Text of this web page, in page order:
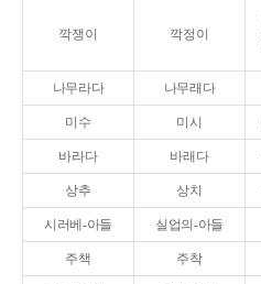
깍쟁이 깍정이
나무라다 나무래다
미수 미시
바라다 바래다
상추 상치
시러베-아들 실업의-아들
주책 주착